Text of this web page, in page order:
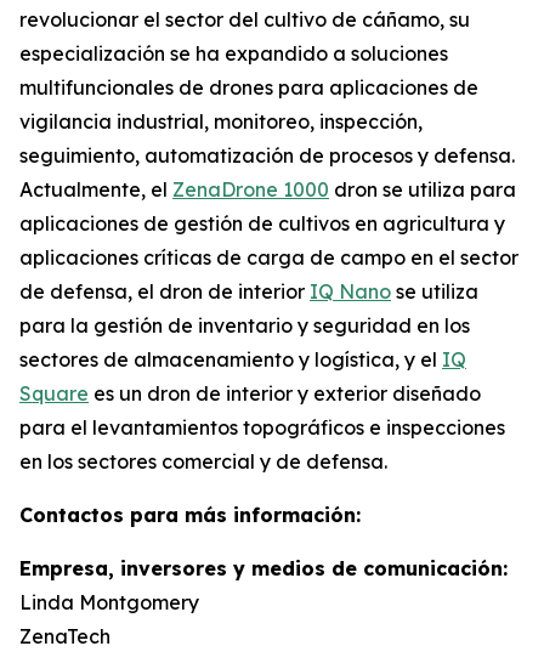
revolucionar el sector del cultivo de cáñamo, su
especialización se ha expandido a soluciones
multifuncionales de drones para aplicaciones de
vigilancia industrial, monitoreo, inspección,
seguimiento, automatización de procesos y defensa.
Actualmente, el ZenaDrone 1000 dron se utiliza para
aplicaciones de gestión de cultivos en agricultura y
aplicaciones críticas de carga de campo en el sector
de defensa, el dron de interior IQ Nano se utiliza
para la gestión de inventario y seguridad en los
sectores de almacenamiento y logística, y el IQ
Square es un dron de interior y exterior diseñado
para el levantamientos topográficos e inspecciones
en los sectores comercial y de defensa.
Contactos para más información:
Empresa, inversores y medios de comunicación:
Linda Montgomery
ZenaTech